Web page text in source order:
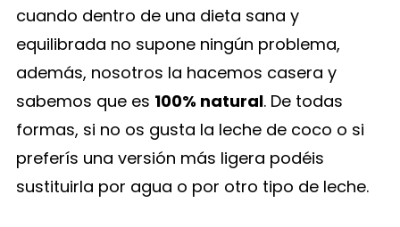
cuando dentro de una dieta sana y
equilibrada no supone ningún problema,
además, nosotros la hacemos casera y
sabemos que es 100% natural. De todas
formas, si no os gusta la leche de coco o si
preferís una versión más ligera podéis
sustituirla por agua o por otro tipo de leche.